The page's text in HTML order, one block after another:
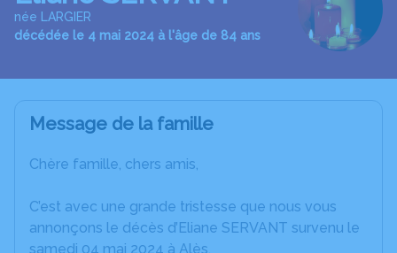
née LARGIER
décédée le 4 mai 2024 à l'âge de 84 ans
Message de la famille
Chère famille, chers amis,
C’est avec une grande tristesse que nous vous
annonçons le décès d’Eliane SERVANT survenu le
samedi 04 mai 2024 à Alès.